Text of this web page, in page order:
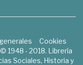
Cookies
1948 - 2018. Librería
Sociales, Historia y